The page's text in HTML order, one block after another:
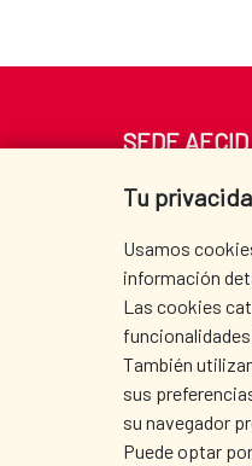
Tu
Usamos
información
Las cookies
También
sus
su navegador
Puede optar
SEDE AECID
Av. Reyes
Tel. +34 900 20